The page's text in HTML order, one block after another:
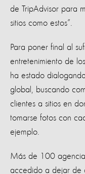
de TripAdvisor para
sitios como estos”.
Para poner final al
entretenimiento de
ha estado
global, buscando
clientes a sitios en
tomarse fotos con
ejemplo.
Más de 100
accedido a dejar de